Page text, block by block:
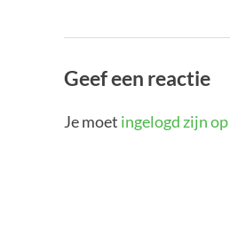
Geef een reactie
Je moet ingelogd zijn op